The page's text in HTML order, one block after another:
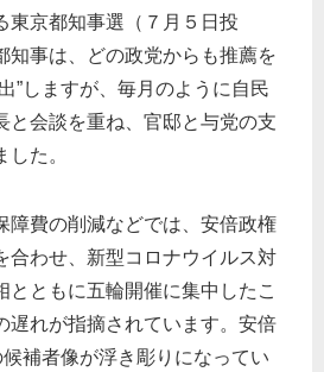
東京都知事選（７月５日投
知事は、どの政党からも推薦を
”しますが、毎月のように自民
と会談を重ね、官邸と与党の支
た。
障費の削減などでは、安倍政権
合わせ、新型コロナウイルス対
とともに五輪開催に集中したこ
遅れが指摘されています。安倍
候補者像が浮き彫りになってい